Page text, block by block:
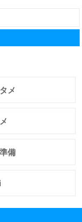
メ
備